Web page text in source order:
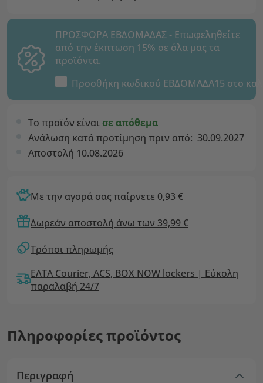
ΠΡΟΣΦΟΡΑ ΕΒΔΟΜΑΔΑΣ - Επωφεληθείτε
από την έκπτωση 15% σε όλα μας τα
προϊόντα.
Προσθήκη κωδικού ΕΒΔΟΜΑΔΑ15 στο
Το προϊόν είναι σε απόθεμα
Ανάλωση κατά προτίμηση πριν από: 30.09.2027
Αποστολή 10.08.2026
Με την αγορά σας παίρνετε 0,93 €
Δωρεάν αποστολή άνω των 39,99 €
Τρόποι πληρωμής
ΕΛΤΑ Courier, ACS, BOX NOW lockers | Εύκολη
παραλαβή 24/7
Πληροφορίες προϊόντος
Περιγραφή